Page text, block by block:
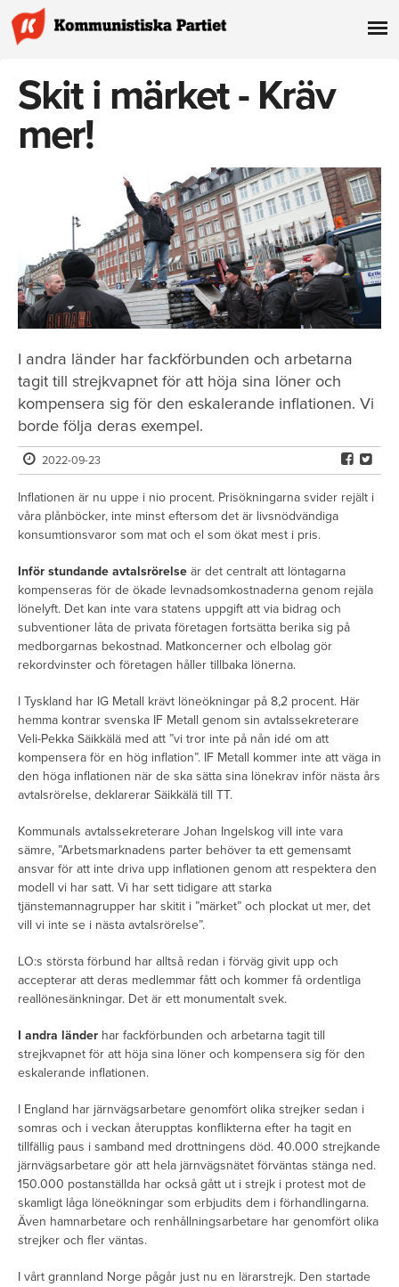
Skit i märket - Kräv
mer!
I andra länder har fackförbunden och arbetarna
tagit till strejkvapnet för att höja sina löner och
kompensera sig för den eskalerande inflationen. Vi
borde följa deras exempel.
2022-09-23
Inflationen är nu uppe i nio procent. Prisökningarna svider rejält i
våra plånböcker, inte minst eftersom det är livsnödvändiga
konsumtionsvaror som mat och el som ökat mest i pris.
Inför stundande avtalsrörelse är det centralt att löntagarna
kompenseras för de ökade levnadsomkostnaderna genom rejäla
lönelyft. Det kan inte vara statens uppgift att via bidrag och
subventioner låta de privata företagen fortsätta berika sig på
medborgarnas bekostnad. Matkoncerner och elbolag gör
rekordvinster och företagen håller tillbaka lönerna.
I Tyskland har IG Metall krävt löneökningar på 8,2 procent. Här
hemma kontrar svenska IF Metall genom sin avtalssekreterare
Veli-Pekka Säikkälä med att ”vi tror inte på nån idé om att
kompensera för en hög inflation”. IF Metall kommer inte att väga in
den höga inflationen när de ska sätta sina lönekrav inför nästa års
avtalsrörelse, deklarerar Säikkälä till TT.
Kommunals avtalssekreterare Johan Ingelskog vill inte vara
sämre, ”Arbetsmarknadens parter behöver ta ett gemensamt
ansvar för att inte driva upp inflationen genom att respektera den
modell vi har satt. Vi har sett tidigare att starka
tjänstemannagrupper har skitit i ”märket” och plockat ut mer, det
vill vi inte se i nästa avtalsrörelse”.
LO:s största förbund har alltså redan i förväg givit upp och
accepterar att deras medlemmar fått och kommer få ordentliga
reallönesänkningar. Det är ett monumentalt svek.
I andra länder har fackförbunden och arbetarna tagit till
strejkvapnet för att höja sina löner och kompensera sig för den
eskalerande inflationen.
I England har järnvägsarbetare genomfört olika strejker sedan i
somras och i veckan återupptas konflikterna efter ha tagit en
tillfällig paus i samband med drottningens död. 40.000 strejkande
järnvägsarbetare gör att hela järnvägsnätet förväntas stänga ned.
150.000 postanställda har också gått ut i strejk i protest mot de
skamligt låga löneökningar som erbjudits dem i förhandlingarna.
Även hamnarbetare och renhållningsarbetare har genomfört olika
strejker och fler väntas.
I vårt grannland Norge pågår just nu en lärarstrejk. Den startade